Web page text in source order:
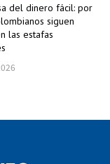
del dinero fácil: por
siguen
las estafas